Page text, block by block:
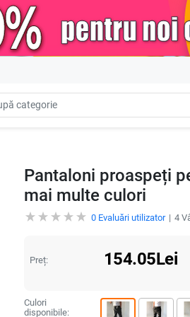
Pantaloni proaspeți
mai multe culori
0Evaluări utilizator 4
Preț: 154.05Lei
Culori
disponibile: